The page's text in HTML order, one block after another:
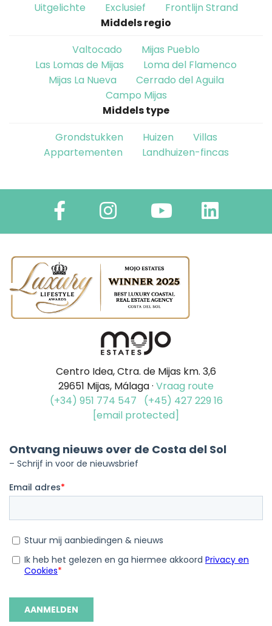
Uitgelichte
Exclusief
Frontlijn Strand
Middels regio
Valtocado
Mijas Pueblo
Las Lomas de Mijas
Loma del Flamenco
Mijas La Nueva
Cerrado del Aguila
Campo Mijas
Middels type
Grondstukken
Huizen
Villas
Appartementen
Landhuizen-fincas
Centro Idea, Ctra. de Mijas km. 3,6
29651 Mijas, Málaga · Vraag route
(+34) 951 774 547
(+45) 427 229 16
[email protected]